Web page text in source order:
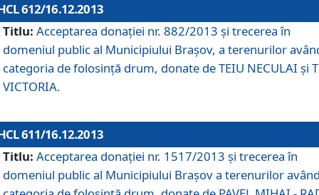
612/16.12.2013
Titlu: Acceptarea donaţiei nr. 882/2013 şi trecerea în
domeniul public al Municipiului Braşov, a terenurilor
categoria de folosinţă drum, donate de TEIU NECULAI şi
VICTORIA.
611/16.12.2013
Titlu: Acceptarea donaţiei nr. 1517/2013 şi trecerea în
domeniul public al Municipiului Braşov a terenurilor